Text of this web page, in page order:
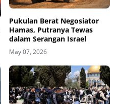
Pukulan Berat Negosiator
Hamas, Putranya Tewas
dalam Serangan Israel
May 07, 2026